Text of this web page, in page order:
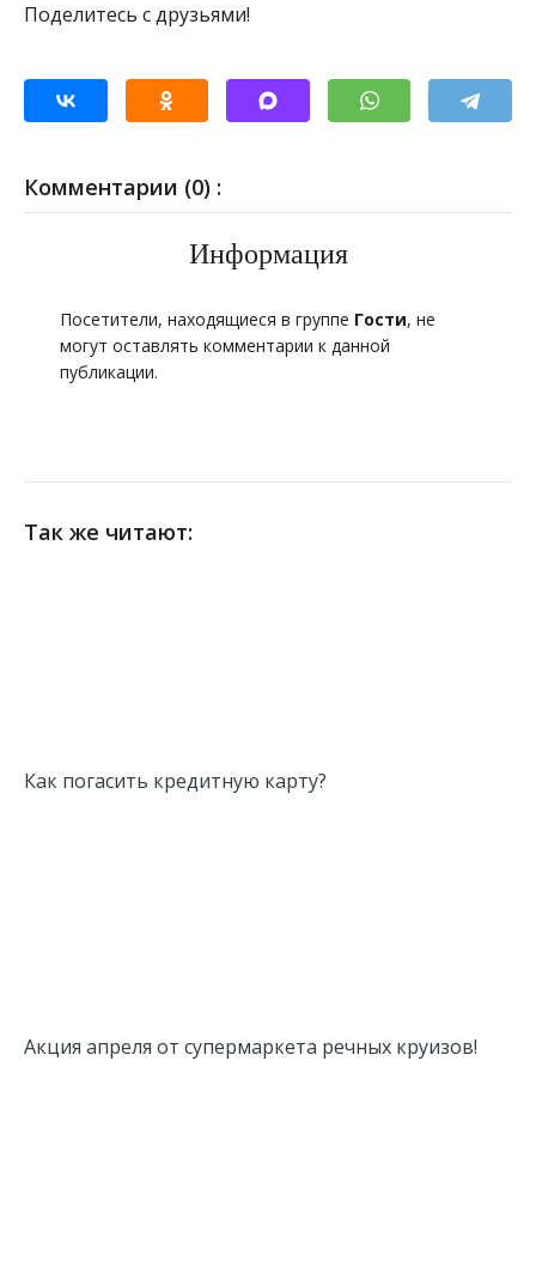
Поделитесь с друзьями!
Комментарии (0) :
Информация
Посетители, находящиеся в группе Гости, не
могут оставлять комментарии к данной
публикации.
Так же читают:
Как погасить кредитную карту?
Акция апреля от супермаркета речных круизов!